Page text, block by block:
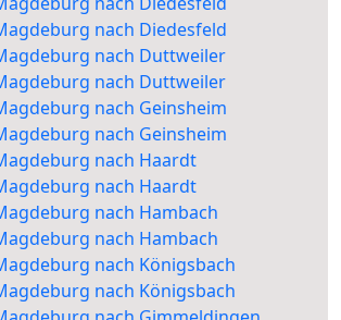
nach Diedesfeld
nach Duttweiler
nach Duttweiler
nach Geinsheim
nach Geinsheim
nach Haardt
nach Haardt
nach Hambach
nach Hambach
nach Königsbach
nach Königsbach